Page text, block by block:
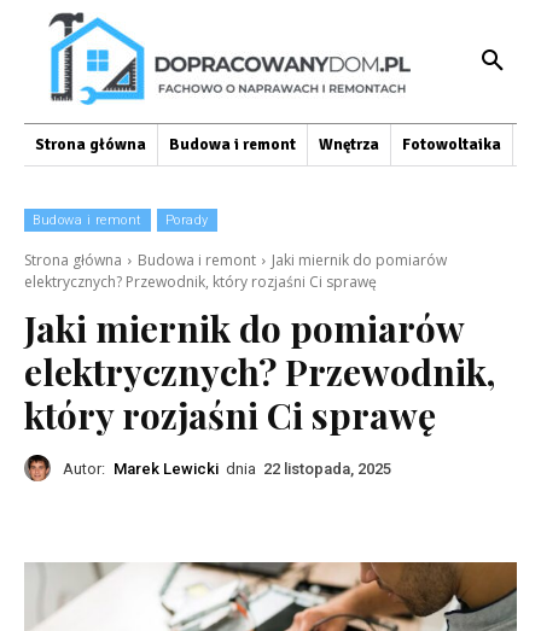
Strona główna Budowa i remont Wnętrza Fotowoltaika
Budowa i remont Porady
Strona główna Budowa i remont
Jaki miernik do pomiarów
elektrycznych? Przewodnik, który rozjaśni Ci sprawę
Jaki miernik do pomiarów
elektrycznych? Przewodnik,
który rozjaśni Ci sprawę
Autor: Marek Lewicki dnia 22 listopada, 2025